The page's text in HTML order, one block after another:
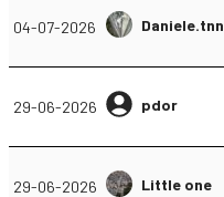
04-07-2026 Daniele.tnn
29-06-2026 pdor
29-06-2026 Little one